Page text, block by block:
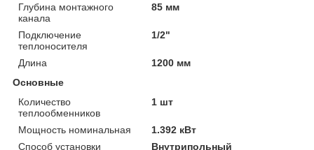
Глубина монтажного
канала
85 мм
Подключение
теплоносителя
1/2"
Длина
1200 мм
Основные
Количество
теплообменников
1 шт
Мощность номинальная
1.392 кВт
Способ установки
Внутрипольный